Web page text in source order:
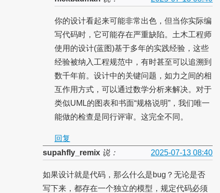
你的设计看起来可能非常出色，但当你实际编
写代码时，它可能存在严重缺陷。土木工程师
使用的设计(蓝图)基于多年的实践经验，这些
经验被纳入工程规范中，有时甚至可以追溯到
数千年前。设计中的关键问题，如力之间的相
互作用方式，可以通过数学分析来解决。对于
类似UML的图表和书面“规格说明”，我们唯一
能做的检查是同行评审。这完全不同。
回复
supahfly_remix说： 2025-07-13 08:40
如果设计就是代码，那么什么是bug？无论是否
写下来，都存在一个独立的模型，规定代码必须